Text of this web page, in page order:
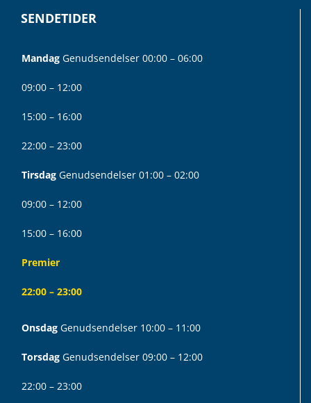
SENDETIDER
Mandag Genudsendelser 00:00 – 06:00
09:00 – 12:00
15:00 – 16:00
22:00 – 23:00
Tirsdag Genudsendelser 01:00 – 02:00
09:00 – 12:00
15:00 – 16:00
Premier
22:00 – 23:00
Onsdag Genudsendelser 10:00 – 11:00
Torsdag Genudsendelser 09:00 – 12:00
22:00 – 23:00